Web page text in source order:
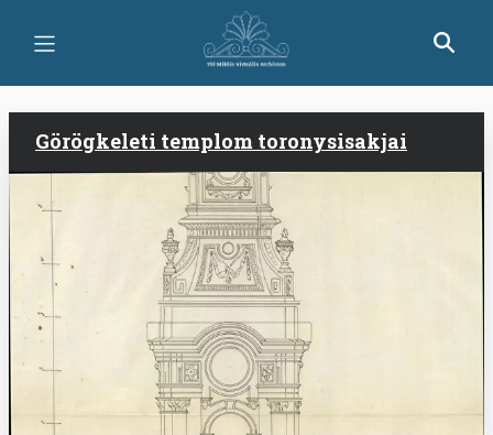
tartalomra
Görögkeleti templom toronysisakjai